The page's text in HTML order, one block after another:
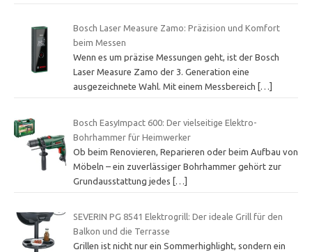
Bosch Laser Measure Zamo: Präzision und Komfort
beim Messen
Wenn es um präzise Messungen geht, ist der Bosch
Laser Measure Zamo der 3. Generation eine
ausgezeichnete Wahl. Mit einem Messbereich
[…]
Bosch EasyImpact 600: Der vielseitige Elektro-
Bohrhammer für Heimwerker
Ob beim Renovieren, Reparieren oder beim Aufbau von
Möbeln – ein zuverlässiger Bohrhammer gehört zur
Grundausstattung jedes
[…]
SEVERIN PG 8541 Elektrogrill: Der ideale Grill für den
Balkon und die Terrasse
Grillen ist nicht nur ein Sommerhighlight, sondern ein